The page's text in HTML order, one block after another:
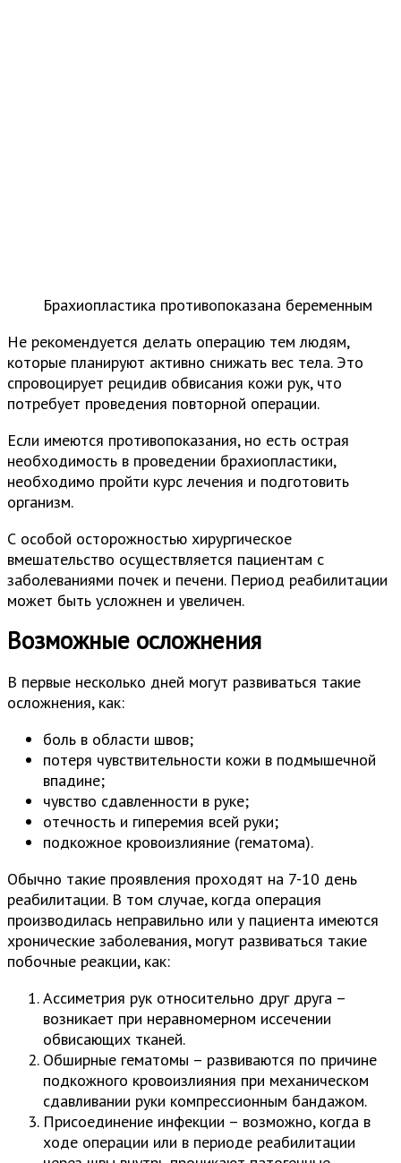
Брахиопластика противопоказана беременным
Не рекомендуется делать операцию тем людям,
которые планируют активно снижать вес тела. Это
спровоцирует рецидив обвисания кожи рук, что
потребует проведения повторной операции.
Если имеются противопоказания, но есть острая
необходимость в проведении брахиопластики,
необходимо пройти курс лечения и подготовить
организм.
С особой осторожностью хирургическое
вмешательство осуществляется пациентам с
заболеваниями почек и печени. Период реабилитации
может быть усложнен и увеличен.
Возможные осложнения
В первые несколько дней могут развиваться такие
осложнения, как:
боль в области швов;
потеря чувствительности кожи в подмышечной
впадине;
чувство сдавленности в руке;
отечность и гиперемия всей руки;
подкожное кровоизлияние (гематома).
Обычно такие проявления проходят на 7-10 день
реабилитации. В том случае, когда операция
производилась неправильно или у пациента имеются
хронические заболевания, могут развиваться такие
побочные реакции, как:
Ассиметрия рук относительно друг друга –
возникает при неравномерном иссечении
обвисающих тканей.
Обширные гематомы – развиваются по причине
подкожного кровоизлияния при механическом
сдавливании руки компрессионным бандажом.
Присоединение инфекции – возможно, когда в
ходе операции или в периоде реабилитации